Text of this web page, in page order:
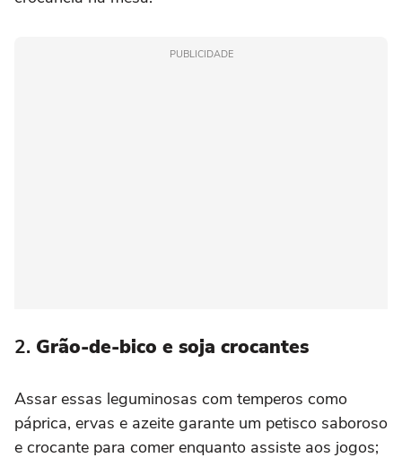
PUBLICIDADE
2. Grão-de-bico e soja crocantes
Assar essas leguminosas com temperos como
páprica, ervas e azeite garante um petisco saboroso
e crocante para comer enquanto assiste aos jogos;